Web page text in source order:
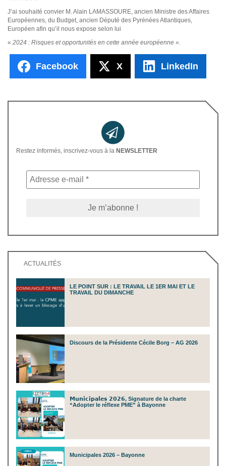
J’ai souhaité convier M. Alain LAMASSOURE, ancien Ministre des Affaires
Européennes, du Budget, ancien Député des Pyrénées Atlantiques,
Européen afin qu’il nous expose selon lui
« 2024 : Risques et opportunités en cette année européenne ».
Facebook X LinkedIn
Restez informés, inscrivez-vous à la NEWSLETTER
ACTUALITÉS
LE POINT SUR : LE TRAVAIL LE 1ER MAI ET LE
TRAVAIL DU DIMANCHE
Discours de la Présidente Cécile Borg – AG 2026
𝗠𝘂𝗻𝗶𝗰𝗶𝗽𝗮𝗹𝗲𝘀 𝟮𝟬𝟮𝟲, Signature de la charte
“Adopter le réflexe PME” à Bayonne
Municipales 2026 – Bayonne